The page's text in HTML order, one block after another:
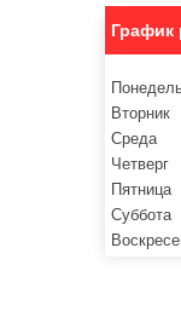
График
Вторник
Среда
Четверг
Пятница
Суббота